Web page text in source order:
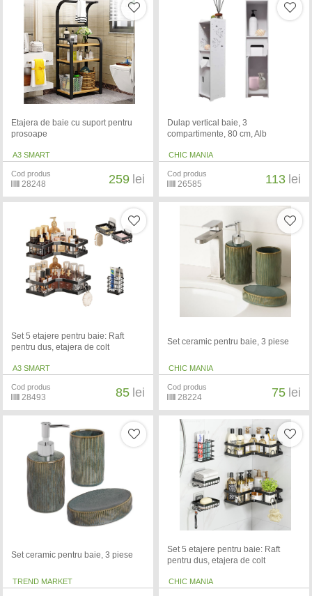
Etajera de baie cu suport pentru
prosoape
A3 SMART
Cod produs
28248 259 lei
Dulap vertical baie, 3
compartimente, 80 cm, Alb
CHIC MANIA
Cod produs
26585 113 lei
Set 5 etajere pentru baie: Raft
pentru dus, etajera de colt
A3 SMART
Cod produs
28493 85 lei
Set ceramic pentru baie, 3 piese
CHIC MANIA
Cod produs
28224 75 lei
Set ceramic pentru baie, 3 piese
TREND MARKET
Set 5 etajere pentru baie: Raft
pentru dus, etajera de colt
CHIC MANIA